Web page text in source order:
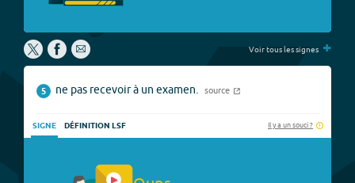
Voir tous les signes +
5 ne pas recevoir à un examen. source
SIGNE DÉFINITION LSF Il y a un souci ?